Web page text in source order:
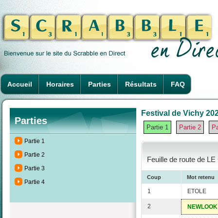
Accueil Horaires Parties Résultats FAQ
Parties
Partie 1
Partie 2
Partie 3
Partie 4
Festival de Vichy
Partie 1 Partie 2
Feuille de route de
Coup Mot retenu
1 ETOLE
2 NEWLOOK